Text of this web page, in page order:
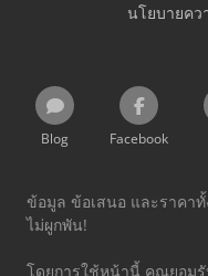
นโยบายคว
Blog Facebook
ข้อมูล ข้อเสนอ และราคา
ไม่ผูกพัน!
โดยการใช้หน้านี้ คุณยอม